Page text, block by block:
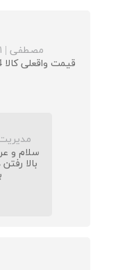
مصطفی
سلام و
بالا